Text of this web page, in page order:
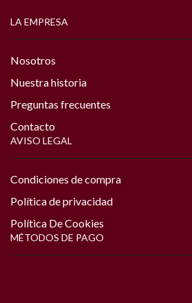
LA EMPRESA
Nosotros
Nuestra historia
Preguntas frecuentes
Contacto
AVISO LEGAL
Condiciones de compra
Política de privacidad
Política De Cookies
MÉTODOS DE PAGO